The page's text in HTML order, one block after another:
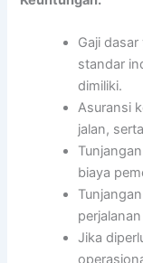
Gaji
standar
dimiliki.
Asuransi
jalan,
biaya
Jika